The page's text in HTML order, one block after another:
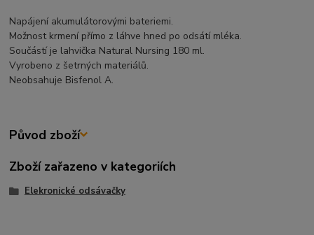
Napájení akumulátorovými bateriemi.
Možnost krmení přímo z láhve hned po odsátí mléka.
Součástí je lahvička Natural Nursing 180 ml.
Vyrobeno z šetrných materiálů.
Neobsahuje Bisfenol A.
Původ zboží
Zboží zařazeno v kategoriích
Elekronické odsávačky